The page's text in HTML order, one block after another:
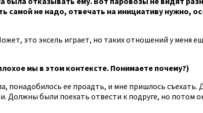
не надо, отвечать на инициативу нужно,
это эксель играет, но таких отношений у меня
мы в этом контексте. Понимаете почему?)
понадобилось ее проадть, и мне пришлось
Должны были поехать отвести к подруге, но потом